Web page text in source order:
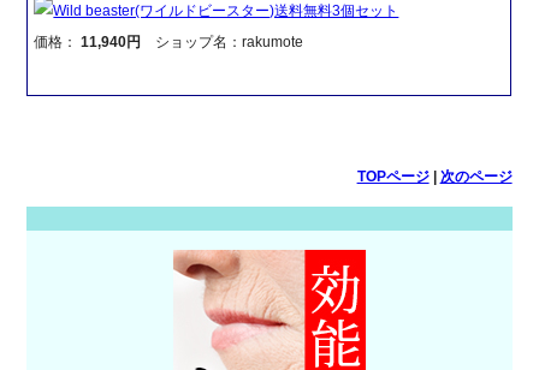
Wild beaster(ワイルドビースター)送料無料3個セット
価格：11,940円 ショップ名：rakumote
TOPページ| 次のページ